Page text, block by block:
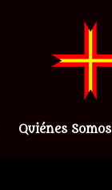
Quiénes Somos